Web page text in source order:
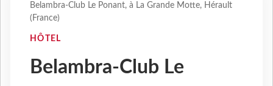
Belambra-Club Le Ponant, à La Grande Motte, Hérault
(France)
HÔTEL
Belambra-Club Le